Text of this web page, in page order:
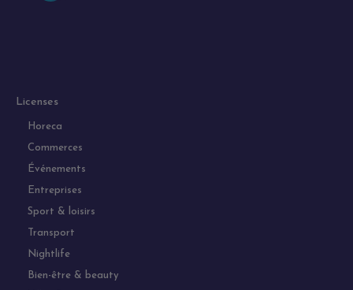
Licenses
Horeca
Commerces
Événements
Entreprises
Sport & loisirs
Transport
Nightlife
Bien-être & beauty